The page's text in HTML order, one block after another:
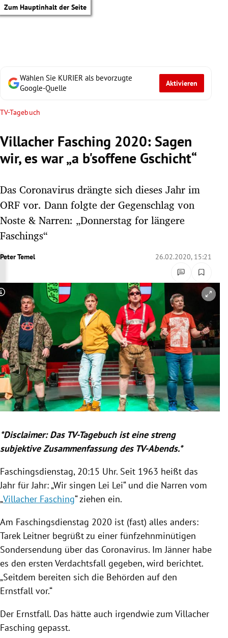
Zum Hauptinhalt der Seite
Untermenü
Untermenü
Untermenü
Untermenü
Untermenü
Untermenü
Untermenü
Untermenü
Untermenü
Wählen Sie KURIER als bevorzugte
Google-Quelle
Aktivieren
TV-Tagebuch
Villacher Fasching 2020: Sagen
wir, es war „a b'soffene Gschicht“
Das Coronavirus drängte sich dieses Jahr im
ORF vor. Dann folgte der Gegenschlag von
Noste & Narren: „Donnerstag for längere
Faschings“
Peter Temel 26.02.2020, 15:21
Copyright-Hinweis öffnen/schließen
*Disclaimer: Das TV-Tagebuch ist eine streng
subjektive Zusammenfassung des TV-Abends.*
Faschingsdienstag, 20:15 Uhr. Seit 1963 heißt das
Jahr für Jahr: „Wir singen Lei Lei“ und die Narren vom
„Villacher Fasching“ ziehen ein.
Am Faschingsdienstag 2020 ist (fast) alles anders:
Tarek Leitner begrüßt zu einer fünfzehnminütigen
Sondersendung über das Coronavirus. Im Jänner habe
es den ersten Verdachtsfall gegeben, wird berichtet.
„Seitdem bereiten sich die Behörden auf den
Ernstfall vor.“
Der Ernstfall. Das hätte auch irgendwie zum Villacher
Fasching gepasst.